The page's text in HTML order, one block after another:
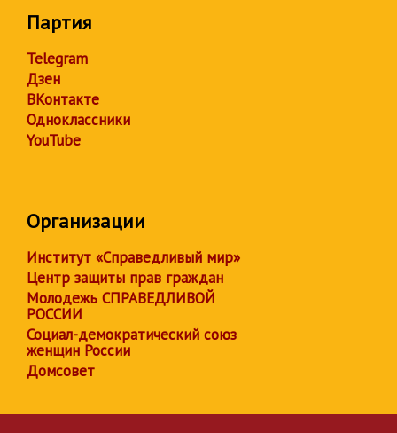
Партия
Telegram
Дзен
ВКонтакте
Одноклассники
YouTube
Организации
Институт «Справедливый мир»
Центр защиты прав граждан
Молодежь СПРАВЕДЛИВОЙ
РОССИИ
Социал-демократический союз
женщин России
Домсовет